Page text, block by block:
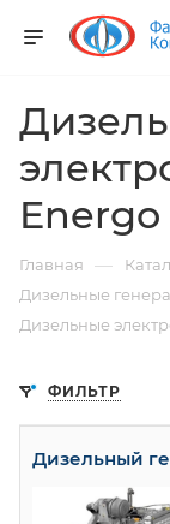
Energo
Главная —
Дизельные
Дизельные
ФИЛЬТР
Дизельный